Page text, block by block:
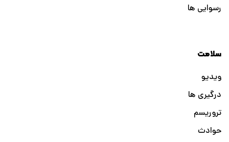
رسوایی ها
سلامت
ویدیو
درگیری ها
تروریسم
حوادث